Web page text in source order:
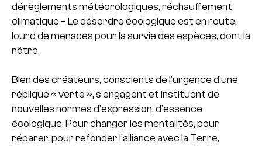
dérèglements météorologiques, réchauffement
climatique – Le désordre écologique est en route,
lourd de menaces pour la survie des espèces, dont la
nôtre.
Bien des créateurs, conscients de l’urgence d’une
réplique « verte », s’engagent et instituent de
nouvelles normes d’expression, d’essence
écologique. Pour changer les mentalités, pour
réparer, pour refonder l’alliance avec la Terre,